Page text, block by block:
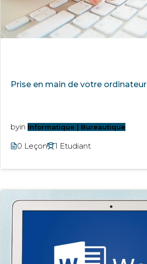
Prise en main de votre ordinateur
byin Informatique | Bureautique
0 Leçon 1 Etudiant